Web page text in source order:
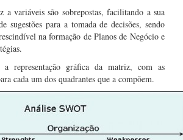
variáveis são sobrepostas, facilitando a sua
sugestões para a tomada de decisões, sendo
na formação de Planos de Negócio e
a representação gráfica da matriz, com as
cada um dos quadrantes que a compõem.